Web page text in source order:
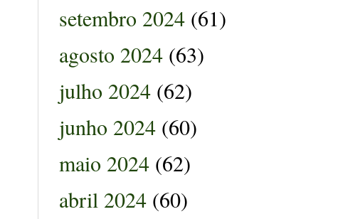
setembro 2024 (61)
agosto 2024 (63)
julho 2024 (62)
junho 2024 (60)
maio 2024 (62)
abril 2024 (60)